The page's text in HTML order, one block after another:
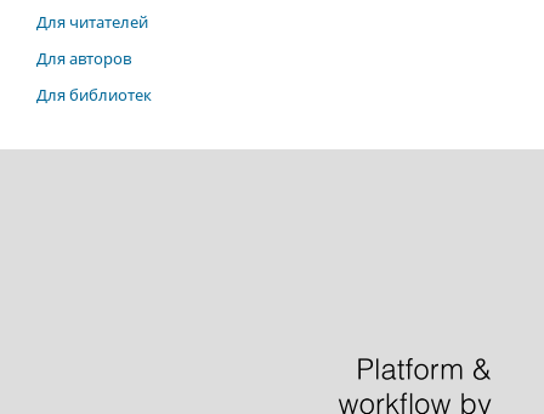
Для читателей
Для авторов
Для библиотек